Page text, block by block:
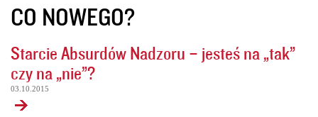
CO NOWEGO?
Starcie Absurdów Nadzoru – jesteś na „tak”
czy na „nie”?
03.10.2015